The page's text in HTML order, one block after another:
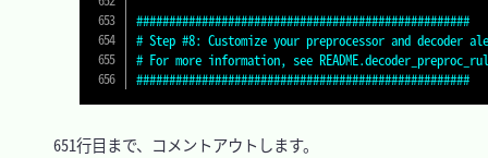
###################################################
# Step #8: Customize your preprocessor and decoder
# For more information, see
###################################################
651行目まで、コメントアウトします。